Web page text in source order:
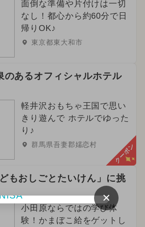
面倒な準備や片付けは一切
なし！都心から約60分で日
帰りOK♪
東京都東大和市
のあるオフィシャルホテル
軽井沢おもちゃ王国で思い
きり遊んで ホテルでゆった
り♪
群馬県吾妻郡嬬恋村 クーポン
もおしごとたいけん」に挑
小田原ならではの学び体
験！かまぼこ給をゲットし
×